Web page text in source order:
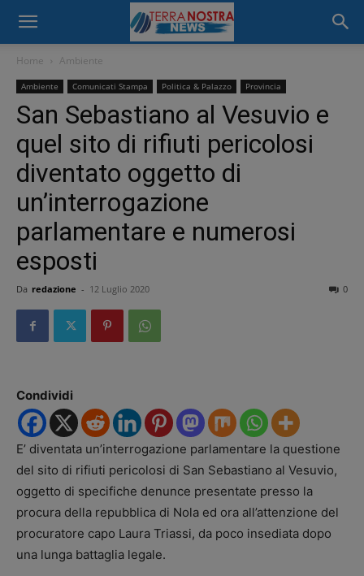
Home Ambiente
Ambiente Comunicati Stampa Politica & Palazzo Provincia
San Sebastiano al Vesuvio e
quel sito di rifiuti pericolosi
diventato oggetto di
un’interrogazione
parlamentare e numerosi
esposti
Da redazione - 12 Luglio 2020 0
Condividi
E’ diventata un’interrogazione parlamentare la questione
del sito di rifiuti pericolosi di San Sebastiano al Vesuvio,
oggetto di specifiche denunce presentate presso la
procura della repubblica di Nola ed ora all’attenzione del
procuratore capo Laura Triassi, da poco insediata dopo
una lunga battaglia legale.